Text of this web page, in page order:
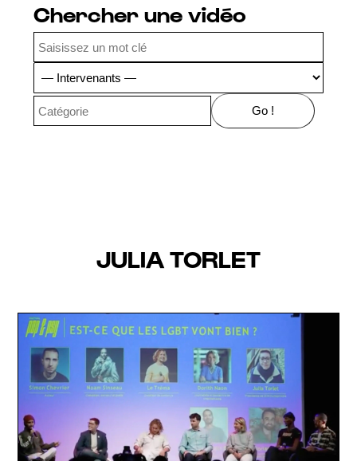
Chercher une vidéo
JULIA TORLET